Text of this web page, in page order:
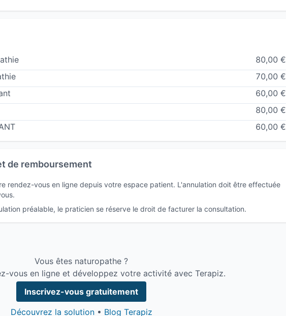
80,00 €
70,00 €
60,00 €
80,00 €
60,00 €
de remboursement
rendez-vous en ligne depuis votre espace patient. L'annulation doit être effectuée
préalable, le praticien se réserve le droit de facturer la consultation.
Vous êtes naturopathe ?
vous en ligne et développez votre activité avec Terapiz.
Inscrivez-vous gratuitement
Découvrez la solution• Blog Terapiz